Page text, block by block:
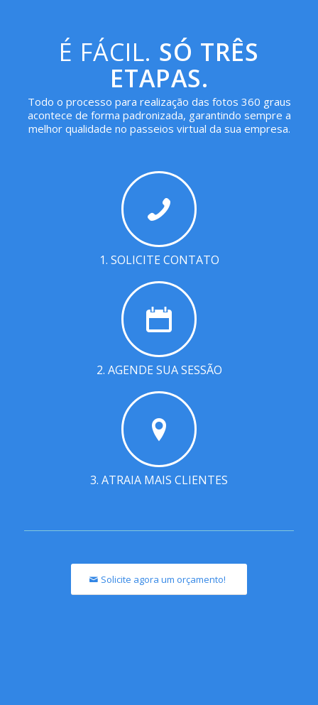
É FÁCIL. SÓ TRÊS
ETAPAS.
Todo o processo para realização das fotos 360 graus
acontece de forma padronizada, garantindo sempre a
melhor qualidade no passeios virtual da sua empresa.
1. SOLICITE CONTATO
2. AGENDE SUA SESSÃO
3. ATRAIA MAIS CLIENTES
Solicite agora um orçamento!